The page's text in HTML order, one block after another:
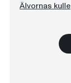
Älvornas kulle